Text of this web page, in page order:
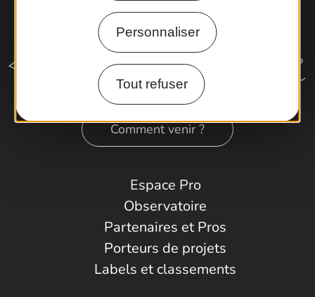
Personnaliser
Tout refuser
Comment venir ?
Espace Pro
Observatoire
Partenaires et Pros
Porteurs de projets
Labels et classements